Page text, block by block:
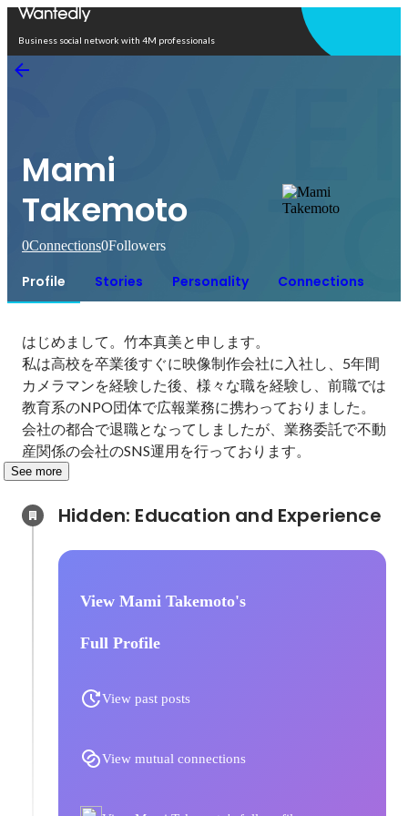
Business social network with 4M professionals
Mami
Takemoto
0Connections0Followers
Profile Stories Personality Connections
はじめまして。竹本真美と申します。
私は高校を卒業後すぐに映像制作会社に入社し、5年間
カメラマンを経験した後、様々な職を経験し、前職では
教育系のNPO団体で広報業務に携わっておりました。
会社の都合で退職となってしましたが、業務委託で不動
産関係の会社のSNS運用を行っております。
See more
View Mami Takemoto's
Full Profile
View past posts
View mutual connections